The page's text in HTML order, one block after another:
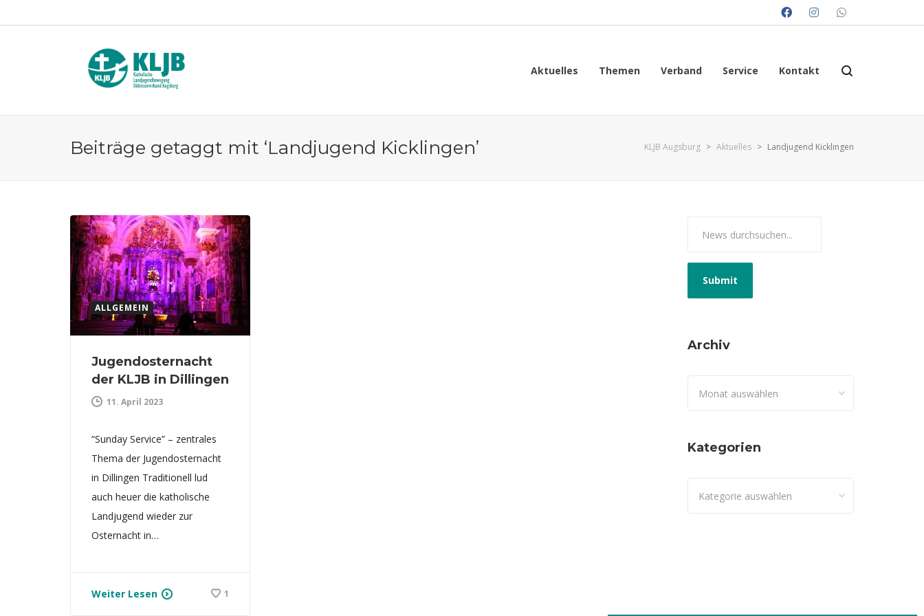
Aktuelles Themen Verband Service Kontakt
Beiträge getaggt mit ‘Landjugend Kicklingen’ KLJB Augsburg > Aktuelles > Landjugend Kicklingen
ALLGEMEIN
Jugendosternacht
der KLJB in Dillingen
11. April 2023
“Sunday Service” – zentrales
Thema der Jugendosternacht
in Dillingen Traditionell lud
auch heuer die katholische
Landjugend wieder zur
Osternacht in…
Weiter Lesen 1
Archiv
Kategorien